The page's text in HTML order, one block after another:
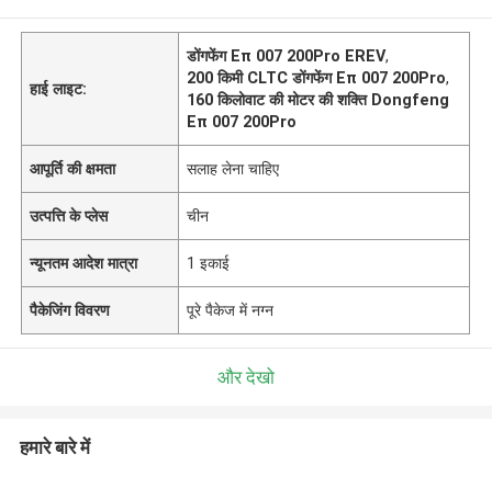
हाई लाइट:
डोंगफेंग Eπ 007 200Pro EREV,
200 किमी CLTC डोंगफेंग Eπ 007 200Pro,
160 किलोवाट की मोटर की शक्ति Dongfeng
Eπ 007 200Pro
आपूर्ति की क्षमता सलाह लेना चाहिए
उत्पत्ति के प्लेस चीन
न्यूनतम आदेश मात्रा 1 इकाई
पैकेजिंग विवरण पूरे पैकेज में नग्न
और देखो
हमारे बारे में